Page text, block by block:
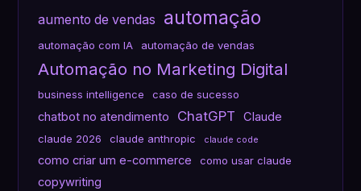
aumento de vendas automação
automação com IA automação de vendas
Automação no Marketing Digital
business intelligence caso de sucesso
chatbot no atendimento ChatGPT Claude
claude 2026 claude anthropic claude code
como criar um e-commerce como usar claude
copywriting